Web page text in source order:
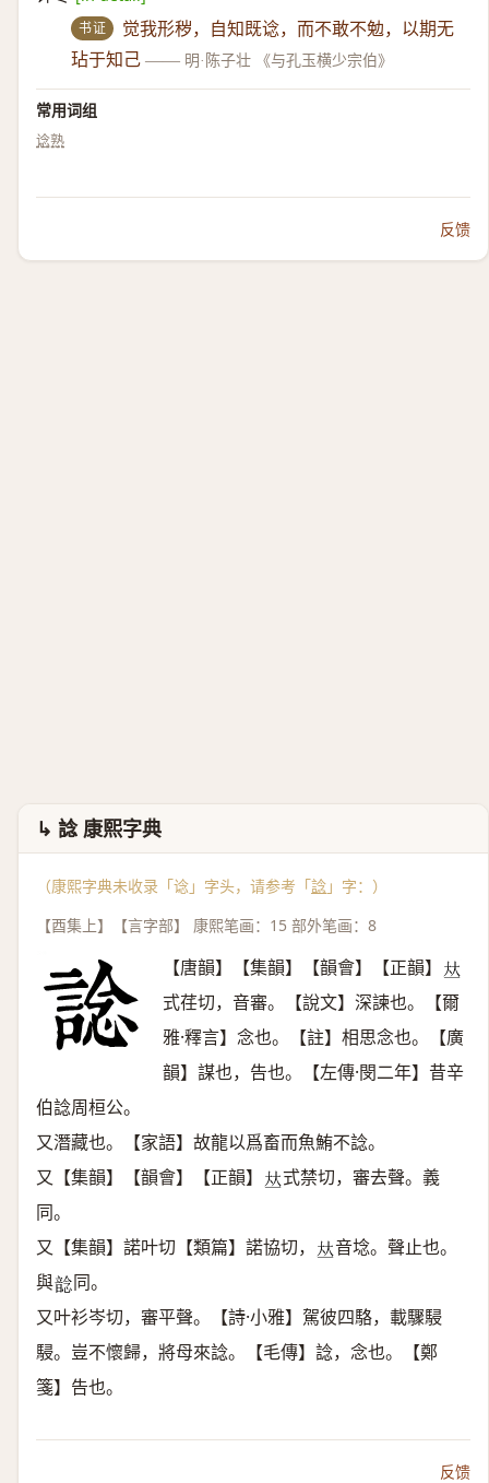
书证
觉我形秽，自知既谂，而不敢不勉，以期无
玷于知己 —— 明·陈子壮 《与孔玉横少宗伯》
常用词组
谂熟
反馈
↳ 諗 康熙字典
（康熙字典未收录「谂」字头，请参考「諗 」字：）
【酉集上】【言字部】 康熙笔画：15 部外笔画：8
【唐韻】【集韻】【韻會】【正韻】 𠀤
式荏切，音審。【說文】深諫也。【爾
雅·釋言】念也。【註】相思念也。【廣
韻】謀也，告也。【左傳·閔二年】昔辛
伯諗周桓公。
又潛藏也。【家語】故龍以爲畜而魚鮪不諗。
又【集韻】【韻會】【正韻】 𠀤式禁切，審去聲。義
同。
又【集韻】諾叶切【類篇】諾協切， 𠀤音埝。聲止也。
與𩐭 同。
又叶衫岑切，審平聲。【詩·小雅】駕彼四駱，載驟駸
駸。豈不懷歸，將母來諗。【毛傳】諗，念也。【鄭
箋】告也。
反馈